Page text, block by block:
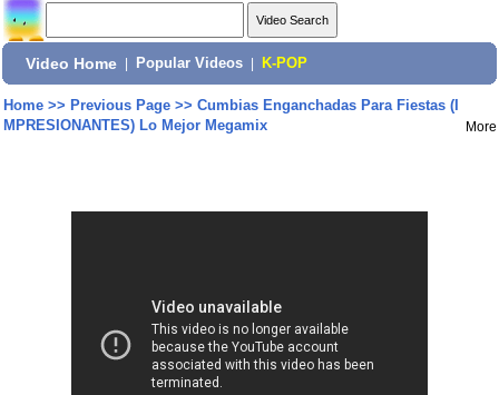
Video Home Popular Videos K-POP
Home>> Previous Page>> Cumbias Enganchadas Para Fiestas (I
MPRESIONANTES) Lo Mejor Megamix
More